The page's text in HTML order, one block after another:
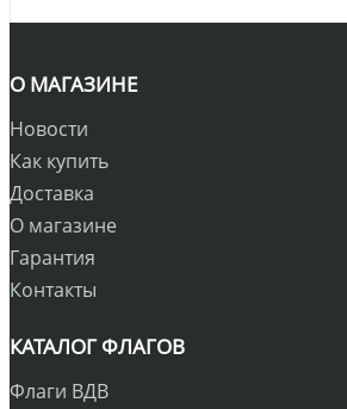
О МАГАЗИНЕ
Новости
Как купить
Доставка
О магазине
Гарантия
Контакты
КАТАЛОГ ФЛАГОВ
Флаги ВДВ